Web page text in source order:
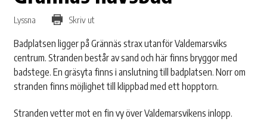
Lyssna Skriv ut
Badplatsen ligger på Grännäs strax utanför Valdemarsviks
centrum. Stranden består av sand och här finns bryggor med
badstege. En gräsyta finns i anslutning till badplatsen. Norr om
stranden finns möjlighet till klippbad med ett hopptorn.
Stranden vetter mot en fin vy över Valdemarsvikens inlopp.